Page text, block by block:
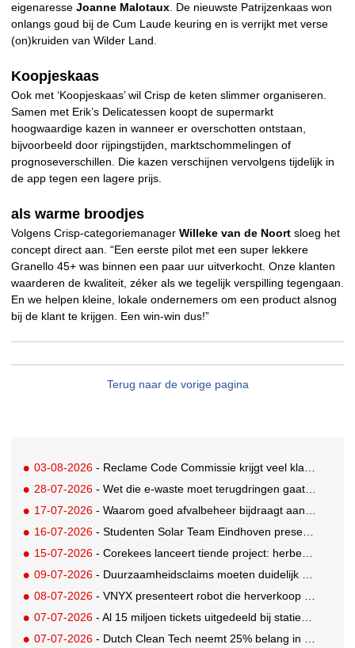
eigenaresse Joanne Malotaux . De nieuwste Patrijzenkaas won
onlangs goud bij de Cum Laude keuring en is verrijkt met verse
(on)kruiden van Wilder Land.
Koopjeskaas
Ook met ‘Koopjeskaas’ wil Crisp de keten slimmer organiseren.
Samen met Erik’s Delicatessen koopt de supermarkt
hoogwaardige kazen in wanneer er overschotten ontstaan,
bijvoorbeeld door rijpingstijden, marktschommelingen of
prognoseverschillen. Die kazen verschijnen vervolgens tijdelijk in
de app tegen een lagere prijs.
als warme broodjes
Volgens Crisp-categoriemanager Willeke van de Noort sloeg het
concept direct aan. “Een eerste pilot met een super lekkere
Granello 45+ was binnen een paar uur uitverkocht. Onze klanten
waarderen de kwaliteit, zéker als we tegelijk verspilling tegengaan.
En we helpen kleine, lokale ondernemers om een product alsnog
bij de klant te krijgen. Een win-win dus!”
Terug naar de vorige pagina
03-08-2026 - Reclame Code Commissie krijgt veel klachten over duurzaamheidsclaims
28-07-2026 - Wet die e-waste moet terugdringen gaat in, maar veel Nederlanders hebben er nog nooit van gehoord
17-07-2026 - Waarom goed afvalbeheer bijdraagt aan een professionelere bedrijfsvoering
16-07-2026 - Studenten Solar Team Eindhoven presenteren 's werelds eerste zonne-ambulance
15-07-2026 - Corekees lanceert tiende project: herbebossing met koffie
09-07-2026 - Duurzaamheidsclaims moeten duidelijk en controleerbaar zijn vanaf 27 september
08-07-2026 - VNYX presenteert robot die herverkoop van kleding vergemakkelijkt
07-07-2026 - Al 15 miljoen tickets uitgedeeld bij statiegeldwinactie met Tikkie
07-07-2026 - Dutch Clean Tech neemt 25% belang in bijna honderd jaar oud drinkwaterbedrijf in Guatemala